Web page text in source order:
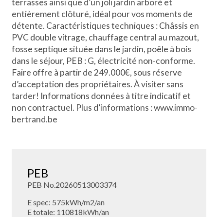
terrasses ainsi que d’un joli jardin arboré et
entièrement clôturé, idéal pour vos moments de
détente. Caractéristiques techniques : Châssis en
PVC double vitrage, chauffage central au mazout,
fosse septique située dans le jardin, poêle à bois
dans le séjour, PEB : G, électricité non-conforme.
Faire offre à partir de 249.000€, sous réserve
d’acceptation des propriétaires. À visiter sans
tarder! Informations données à titre indicatif et
non contractuel. Plus d’informations : www.immo-
bertrand.be
PEB
PEB No.20260513003374
E spec: 575kWh/m2/an
E totale: 110818kWh/an